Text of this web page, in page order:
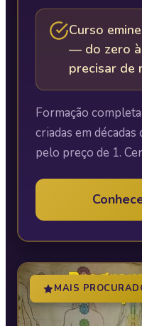
Curso
— do zero à
precisar de
Formação
criadas em
pelo preço de 1.
MAIS